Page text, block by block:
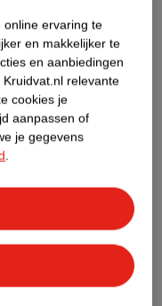
geen Nature
ervaring te
en makkelijker te
en aanbiedingen
relevante
cookies je
aanpassen of
je gegevens
.